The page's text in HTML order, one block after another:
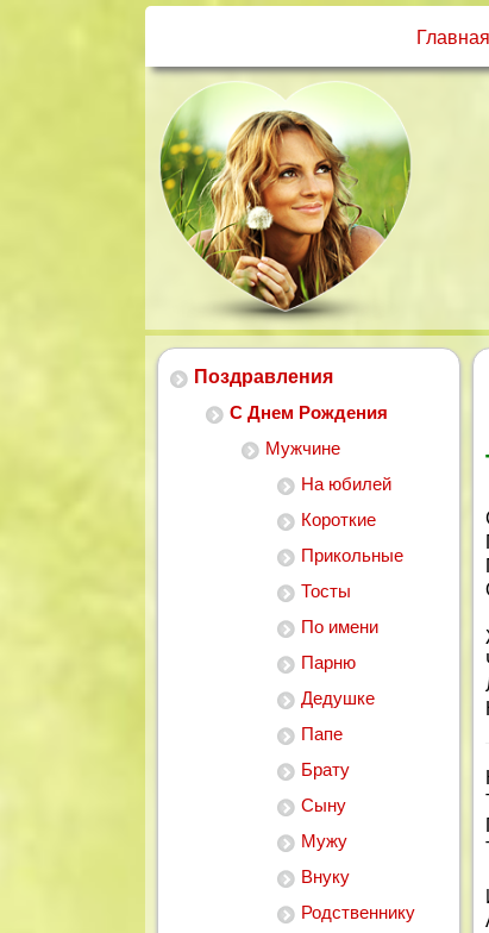
Главная
Поздравления
С Днем Рождения
Мужчине
На юбилей
Короткие
Прикольные
Тосты
По имени
Парню
Дедушке
Папе
Брату
Сыну
Мужу
Внуку
Родственнику